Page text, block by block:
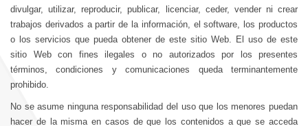
divulgar, utilizar, reproducir, publicar, licenciar, ceder, vender ni crear
trabajos derivados a partir de la información, el software, los productos
o los servicios que pueda obtener de este sitio Web. El uso de este
sitio Web con fines ilegales o no autorizados por los presentes
términos, condiciones y comunicaciones queda terminantemente
prohibido.
No se asume ninguna responsabilidad del uso que los menores puedan
hacer de la misma en casos de que los contenidos a que se acceda